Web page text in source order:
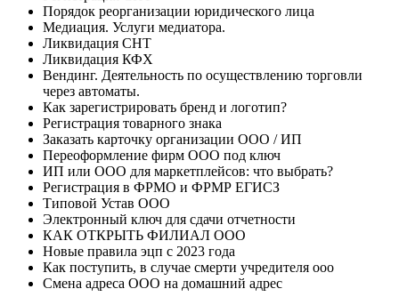
Порядок реорганизации юридического лица
Медиация. Услуги медиатора.
Ликвидация СНТ
Ликвидация КФХ
Вендинг. Деятельность по осуществлению торговли
через автоматы.
Как зарегистрировать бренд и логотип?
Регистрация товарного знака
Заказать карточку организации ООО / ИП
Переоформление фирм ООО под ключ
ИП или ООО для маркетплейсов: что выбрать?
Регистрация в ФРМО и ФРМР ЕГИСЗ
Типовой Устав ООО
Электронный ключ для сдачи отчетности
КАК ОТКРЫТЬ ФИЛИАЛ ООО
Новые правила эцп с 2023 года
Как поступить, в случае смерти учредителя ооо
Смена адреса ООО на домашний адрес